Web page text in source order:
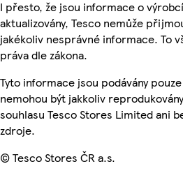
I přesto, že jsou informace o
aktualizovány, Tesco nemůže
jakékoliv nesprávné informace. To
práva dle zákona.
Tyto informace jsou podávány
nemohou být jakkoliv
souhlasu Tesco Stores Limited ani
zdroje.
© Tesco Stores ČR a.s.